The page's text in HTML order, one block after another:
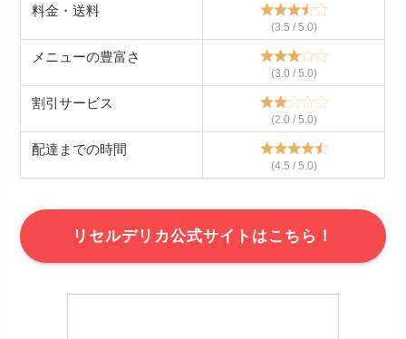
料金・送料
(3.5 / 5.0)
メニューの豊富さ
(3.0 / 5.0)
割引サービス
(2.0 / 5.0)
配達までの時間
(4.5 / 5.0)
リセルデリカ公式サイトはこちら！